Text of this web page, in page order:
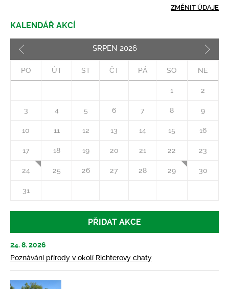
ZMĚNIT ÚDAJE
KALENDÁŘ AKCÍ
SRPEN 2026
PO ÚT ST ČT PÁ SO NE
1 2
3 4 5 6 7 8 9
10 11 12 13 14 15 16
17 18 19 20 21 22 23
24 25 26 27 28 29 30
31
PŘIDAT AKCE
24. 8. 2026
Poznávání přírody v okolí Richterovy chaty